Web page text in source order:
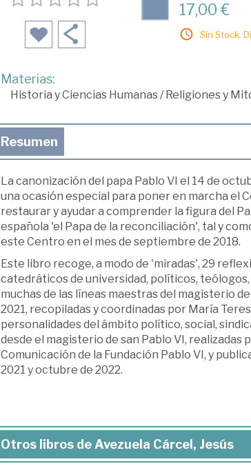
17,00 €
Sin Stock.
Materias:
Historia y Ciencias Humanas/Religiones y
Resumen
La canonización del papa Pablo VI el 14 de
una ocasión especial para poner en marcha el
restaurar y ayudar a comprender la figura del
española 'el Papa de la reconciliación', tal y
este Centro en el mes de septiembre de 2018.
Este libro recoge, a modo de 'miradas', 29
catedráticos de universidad, políticos,
muchas de las líneas maestras del magisterio
2021, recopiladas y coordinadas por María
personalidades del ámbito político, social,
desde el magisterio de san Pablo VI, realizadas
Comunicación de la Fundación Pablo VI, y
2021 y octubre de 2022.
Otros libros de Avezuela Cárcel, Jesús